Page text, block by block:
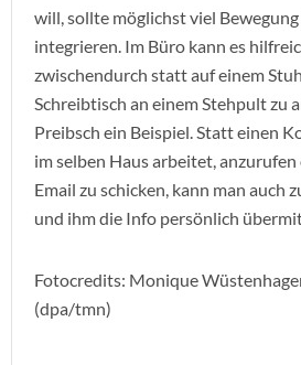
will, sollte möglichst viel
integrieren. Im Büro kann es
zwischendurch statt auf einem
Schreibtisch an einem Stehpult zu
Preibsch ein Beispiel. Statt einen
im selben Haus arbeitet, anzurufen
Email zu schicken, kann man auch
und ihm die Info persönlich
Fotocredits: Monique
(dpa/tmn)